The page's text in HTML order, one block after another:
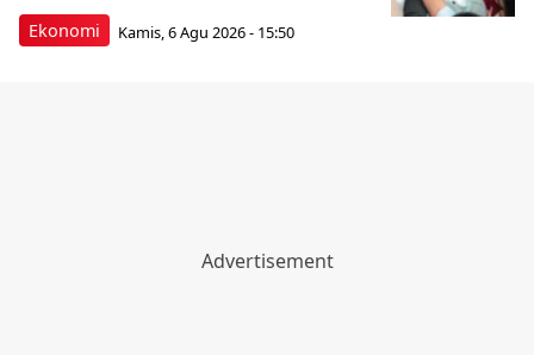
Ekonomi Kamis, 6 Agu 2026 - 15:50